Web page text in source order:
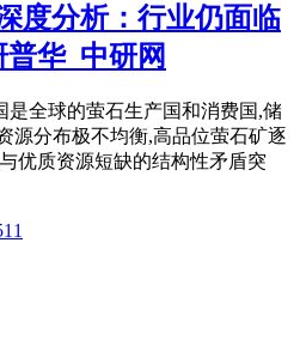
度分析：行业仍面临
华_中研网
是全球的萤石生产国和消费国,储
源分布极不均衡,高品位萤石矿逐
优质资源短缺的结构性矛盾突